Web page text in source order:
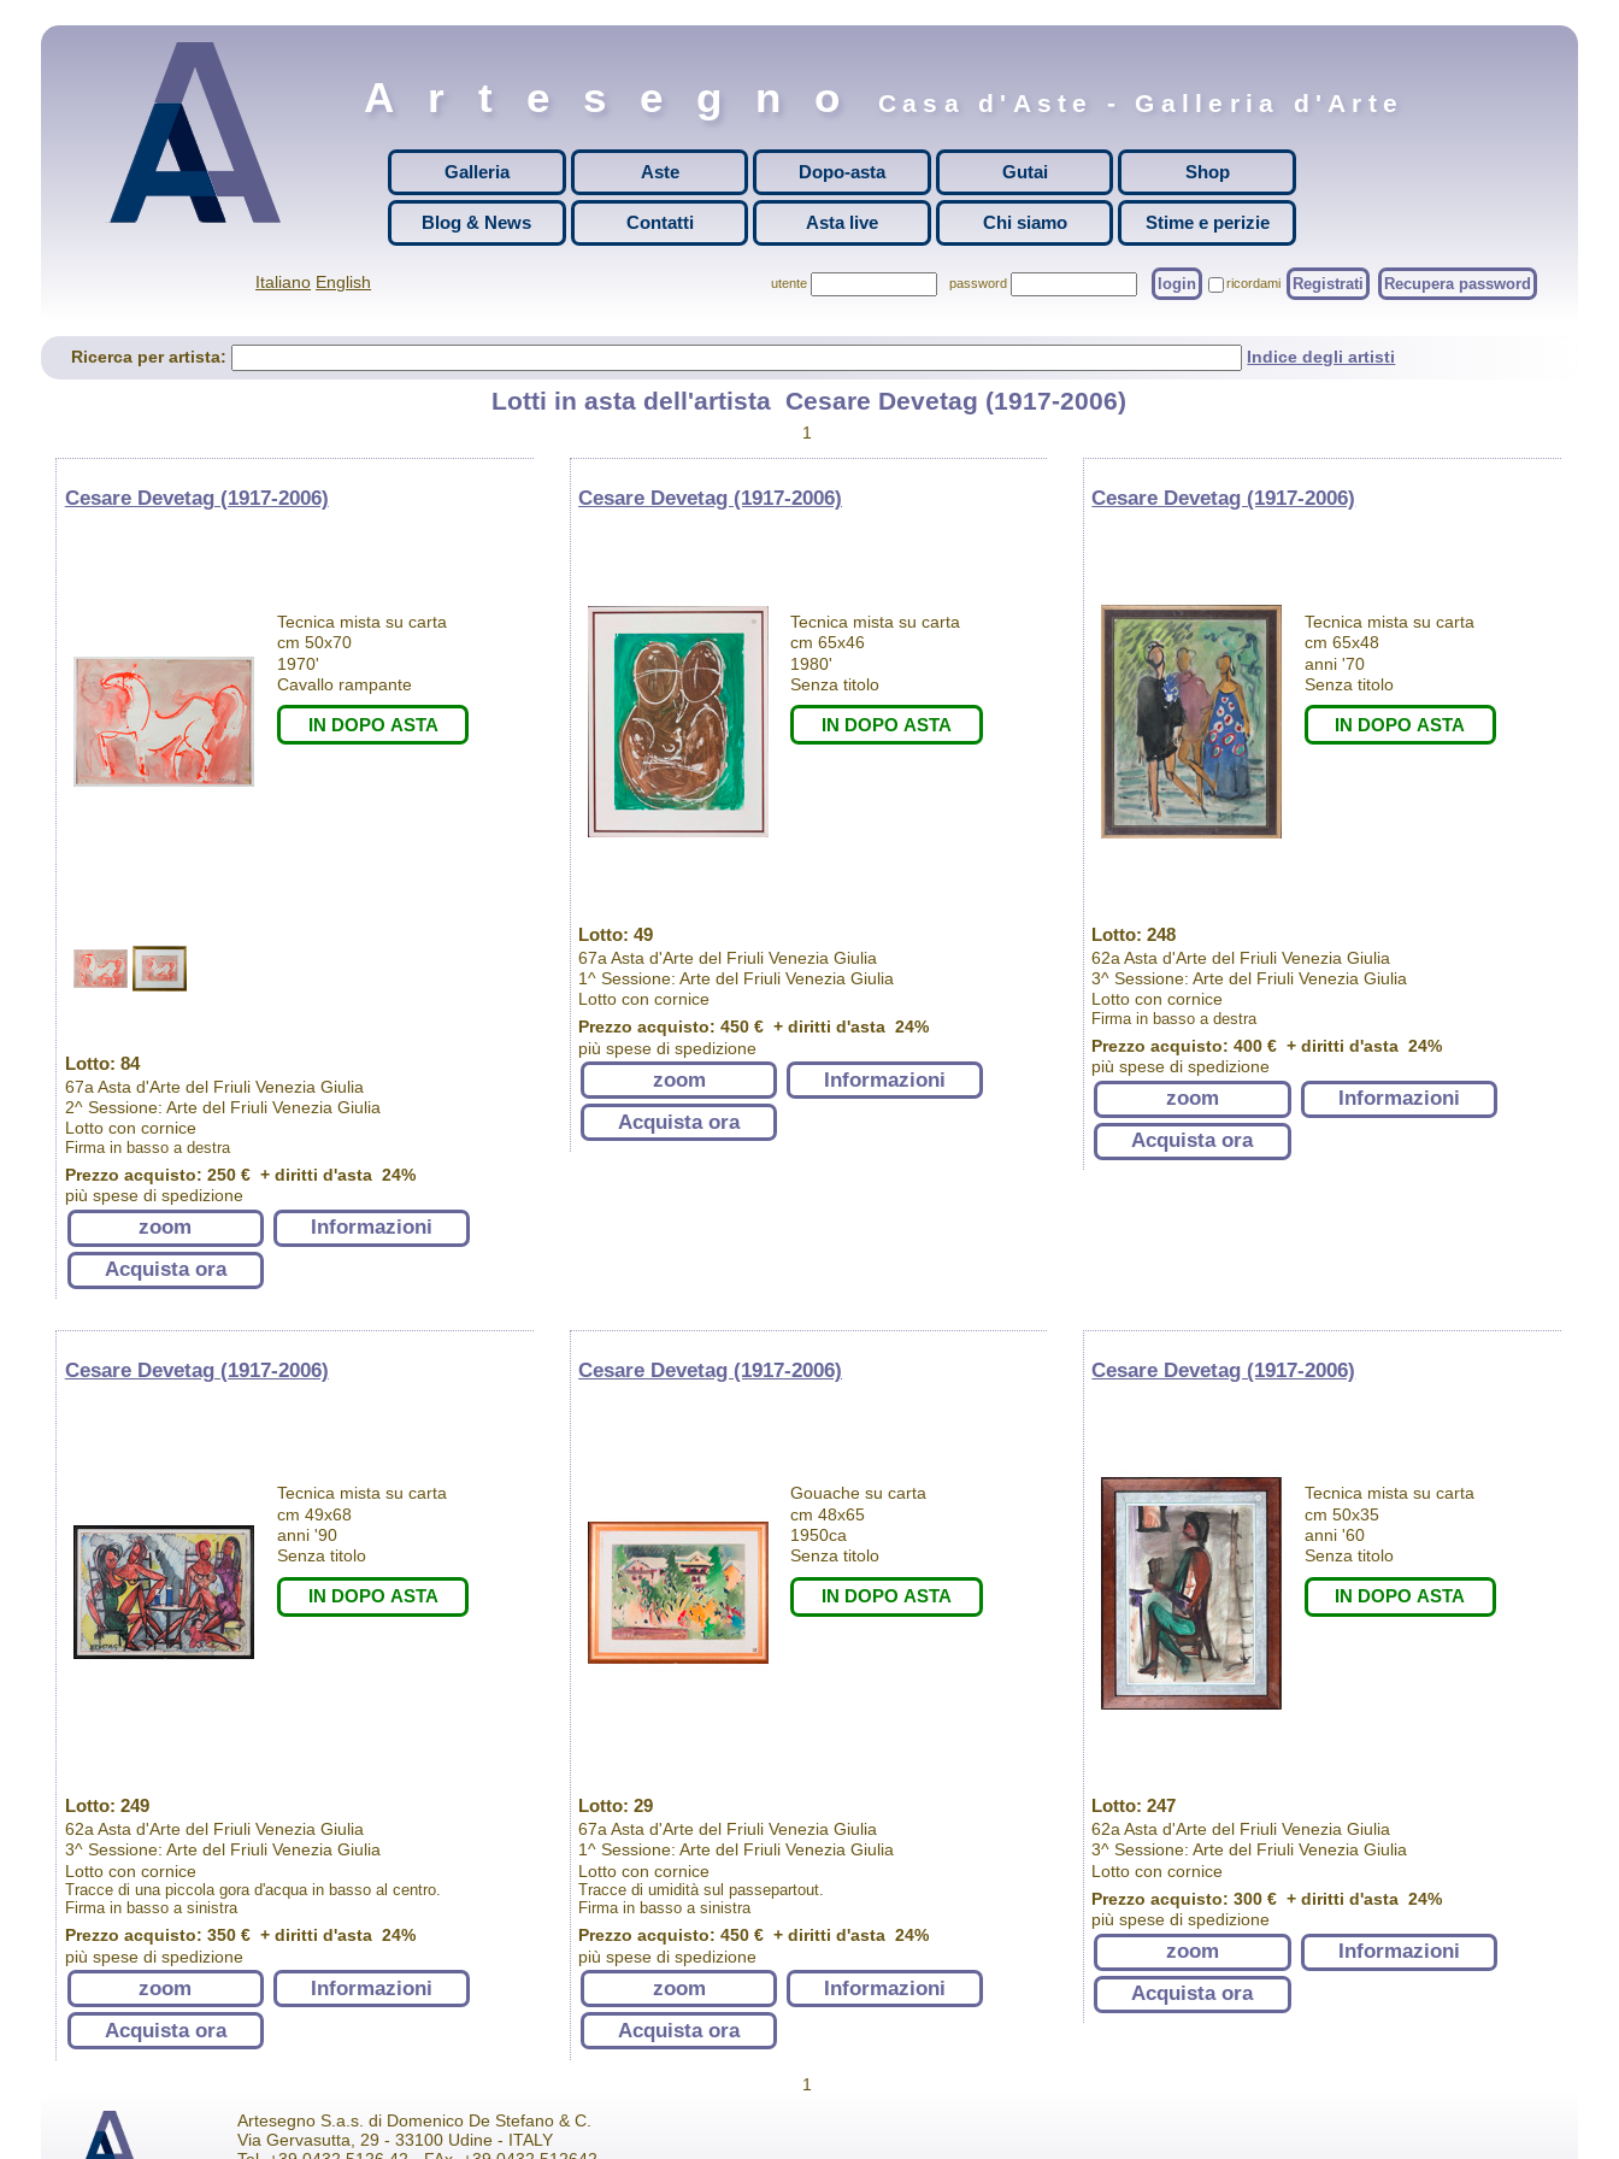
Artesegno Casa d'Aste - Galleria d'Arte
Galleria Aste Dopo-asta Gutai Shop
Blog & News Contatti Asta live Chi siamo Stime e perizie
Italiano English utente password login ricordami Registrati Recupera password
Ricerca per artista: Indice degli artisti
Lotti in asta dell'artista Cesare Devetag (1917-2006)
1
Cesare Devetag (1917-2006)
Tecnica mista su carta
cm 50x70
1970'
Cavallo rampante
IN DOPO ASTA
Lotto: 84
67a Asta d'Arte del Friuli Venezia Giulia
2^ Sessione: Arte del Friuli Venezia Giulia
Lotto con cornice
Firma in basso a destra
Prezzo acquisto: 250 €+ diritti d'asta 24%
più spese di spedizione
zoom
Informazioni
Acquista ora
Cesare Devetag (1917-2006)
Tecnica mista su carta
cm 65x46
1980'
Senza titolo
IN DOPO ASTA
Lotto: 49
67a Asta d'Arte del Friuli Venezia Giulia
1^ Sessione: Arte del Friuli Venezia Giulia
Lotto con cornice
Prezzo acquisto:450 € + diritti d'asta 24%
più spese di spedizione
zoom
Informazioni
Acquista ora
Cesare Devetag (1917-2006)
Tecnica mista su carta
cm 65x48
anni '70
Senza titolo
IN DOPO ASTA
Lotto: 248
62a Asta d'Arte del Friuli Venezia Giulia
3^ Sessione: Arte del Friuli Venezia Giulia
Lotto con cornice
Firma in basso a destra
Prezzo acquisto:400 € + diritti d'asta 24%
più spese di spedizione
zoom
Informazioni
Acquista ora
Cesare Devetag (1917-2006)
Tecnica mista su carta
cm 49x68
anni '90
Senza titolo
IN DOPO ASTA
Lotto: 249
62a Asta d'Arte del Friuli Venezia Giulia
3^ Sessione: Arte del Friuli Venezia Giulia
Lotto con cornice
Tracce di una piccola gora d'acqua in basso al centro.
Firma in basso a sinistra
Prezzo acquisto: 350 €+ diritti d'asta 24%
più spese di spedizione
zoom
Informazioni
Acquista ora
Cesare Devetag (1917-2006)
Gouache su carta
cm 48x65
1950ca
Senza titolo
IN DOPO ASTA
Lotto: 29
67a Asta d'Arte del Friuli Venezia Giulia
1^ Sessione: Arte del Friuli Venezia Giulia
Lotto con cornice
Tracce di umidità sul passepartout.
Firma in basso a sinistra
Prezzo acquisto:450 € + diritti d'asta 24%
più spese di spedizione
zoom
Informazioni
Acquista ora
Cesare Devetag (1917-2006)
Tecnica mista su carta
cm 50x35
anni '60
Senza titolo
IN DOPO ASTA
Lotto: 247
62a Asta d'Arte del Friuli Venezia Giulia
3^ Sessione: Arte del Friuli Venezia Giulia
Lotto con cornice
Prezzo acquisto:300 € + diritti d'asta 24%
più spese di spedizione
zoom
Informazioni
Acquista ora
1
Artesegno S.a.s. di Domenico De Stefano & C.
Via Gervasutta, 29 - 33100 Udine - ITALY